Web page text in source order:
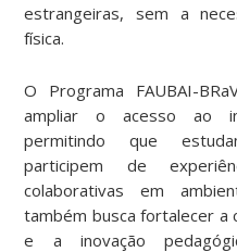
estrangeiras, sem a
física.
O Programa FAUBAI-
ampliar o acesso ao
permitindo que
participem de
colaborativas em
também busca fortalecer a
e a inovação